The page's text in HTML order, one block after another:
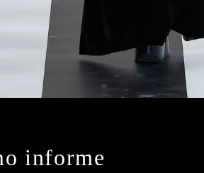
informe